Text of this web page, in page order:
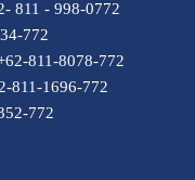
811 - 998-0772
772
811-8078-772
811-1696-772
772